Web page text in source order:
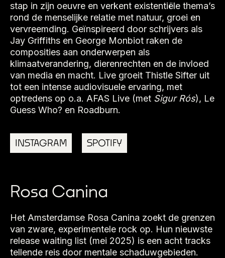
stap in zijn oeuvre en verkent existentiële thema’s
rond de menselijke relatie met natuur, groei en
vervreemding. Geïnspireerd door schrijvers als
Jay Griffiths en George Monbiot raken de
composities aan onderwerpen als
klimaatverandering, dierenrechten en de invloed
van media en macht. Live groeit Thistle Sifter uit
tot een intense audiovisuele ervaring, met
optredens op o.a. AFAS Live (met Sigur Rós), Le
Guess Who? en Roadburn.
INSTAGRAM SPOTIFY
Rosa Canina
Het Amsterdamse Rosa Canina zoekt de grenzen
van zware, experimentele rock op. Hun nieuwste
release waiting list (mei 2025) is een acht tracks
tellende reis door mentale schaduwgebieden.